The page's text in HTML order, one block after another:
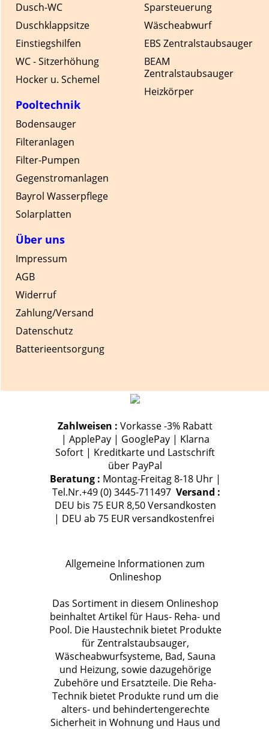
Sparsteuerung
Wäscheabwurf
EBS Zentralstaubsauger
BEAM
Zentralstaubsauger
Heizkörper
Dusch-WC
Duschklappsitze
Einstiegshilfen
WC - Sitzerhöhung
Hocker u. Schemel
Pooltechnik
Bodensauger
Filteranlagen
Filter-Pumpen
Gegenstromanlagen
Bayrol Wasserpflege
Solarplatten
Über uns
Impressum
AGB
Widerruf
Zahlung/Versand
Datenschutz
Batterieentsorgung
Zahlweisen : Vorkasse -3% Rabatt
| ApplePay | GooglePay | Klarna
Sofort | Kreditkarte und Lastschrift
über PayPal
Beratung : Montag-Freitag 8-18 Uhr |
Tel.Nr.+49 (0) 3445-711497 Versand :
DEU bis 75 EUR 8,50 Versandkosten
| DEU ab 75 EUR versandkostenfrei
Allgemeine Informationen zum
Onlineshop
Das Sortiment in diesem Onlineshop
beinhaltet Artikel für Haus- Reha- und
Pool. Die Haustechnik bietet Produkte
für Zentralstaubsauger,
Wäscheabwurfsysteme, Bad, Sauna
und Heizung, sowie dazugehörige
Zubehöre und Ersatzteile. Die Reha-
Technik bietet Produkte rund um die
alters- und behindertengerechte
Sicherheit in Wohnung und Haus und